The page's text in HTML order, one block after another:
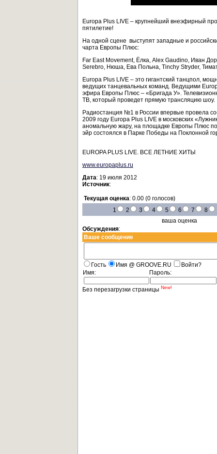
Europa Plus LIVE – крупнейший внеэфирный
пятилетие!
На одной сцене выступят западные и
чарта Европы Плюс:
Far East Movement, Ёлка, Alex Gaudino, Иван
Serebro, Нюша, Ева Польна, Tinchy Stryder,
Europa Plus LIVE – это гигантский танцпол,
ведущих танцевальных команд. Ведущими
эфира Европы Плюс – «Бригада У».
ТВ, который проведет прямую трансляцию шоу.
Радиостанция №1 в России впервые провела
2009 году Europa Plus LIVE в московских
аномальную жару, на площадке Европы Плюс
эйр состоялся в Парке Победы на Поклонной
EUROPA PLUS LIVE. ВСЕ ЛЕТНИЕ ХИТЫ
www.europaplus.ru
Дата: 19 июля 2012
Источник:
Текущая оценка: 0.00 (0 голосов)
1
2 3 4 5 6 7 8
ваша оценка
Обсуждения:
Ваше сообщение
Гость Имя @ GROOVE.RU
Войти?
Имя:
Пароль:
Без перезагрузки страницы New!